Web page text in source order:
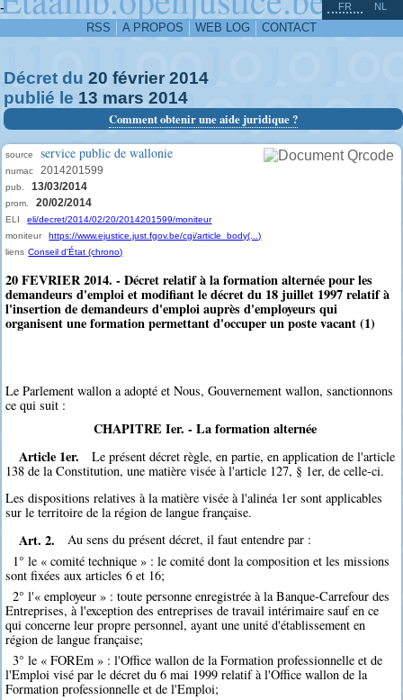
-
RSS A PROPOS WEB LOG CONTACT
FR NL
Décret du 20 février 2014
publié le 13 mars 2014
Comment obtenir une aide juridique ?
source service public de wallonie
numac 2014201599
pub. 13/03/2014
prom. 20/02/2014
ELI
eli/decret/2014/02/20/2014201599/moniteur
moniteur
https://www.ejustice.just.fgov.be/cgi/article_body(...)
liens Conseil d'État (chrono)
20 FEVRIER 2014. - Décret relatif à la formation alternée pour les
demandeurs d'emploi et modifiant le décret du 18 juillet 1997 relatif à
l'insertion de demandeurs d'emploi auprès d'employeurs qui
organisent une formation permettant d'occuper un poste vacant (1)
Le Parlement wallon a adopté et Nous, Gouvernement wallon, sanctionnons
ce qui suit :
CHAPITRE Ier. - La formation alternée
Article 1er.
Le présent décret règle, en partie, en application de l'article
138 de la Constitution, une matière visée à l'article 127, § 1er, de celle-ci.
Les dispositions relatives à la matière visée à l'alinéa 1er sont applicables
sur le territoire de la région de langue française.
Art. 2.
Au sens du présent décret, il faut entendre par :
1° le « comité technique » : le comité dont la composition et les missions
sont fixées aux articles 6 et 16;
2° l'« employeur » : toute personne enregistrée à la Banque-Carrefour des
Entreprises, à l'exception des entreprises de travail intérimaire sauf en ce
qui concerne leur propre personnel, ayant une unité d'établissement en
région de langue française;
3° le « FOREm » : l'Office wallon de la Formation professionnelle et de
l'Emploi visé par le décret du 6 mai 1999 relatif à l'Office wallon de la
Formation professionnelle et de l'Emploi;
^